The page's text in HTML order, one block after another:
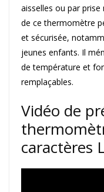
aisselles ou par
de ce thermomètre
et sécurisée,
jeunes enfants. Il
de température et
remplaçables.
Vidéo de
caractères